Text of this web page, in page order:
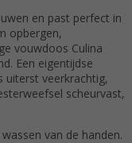
en past perfect in
opbergen,
vouwdoos Culina
Een eigentijdse
uiterst veerkrachtig,
scheurvast,
van de handen.